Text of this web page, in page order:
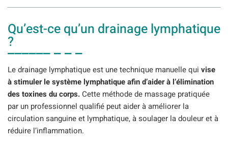
Qu’est-ce qu’un drainage lymphatique
?
Le drainage lymphatique est une technique manuelle qui vise
à stimuler le système lymphatique afin d’aider à l’élimination
des toxines du corps.Cette méthode de massage pratiquée
par un professionnel qualifié peut aider à améliorer la
circulation sanguine et lymphatique, à soulager la douleur et à
réduire l’inflammation.